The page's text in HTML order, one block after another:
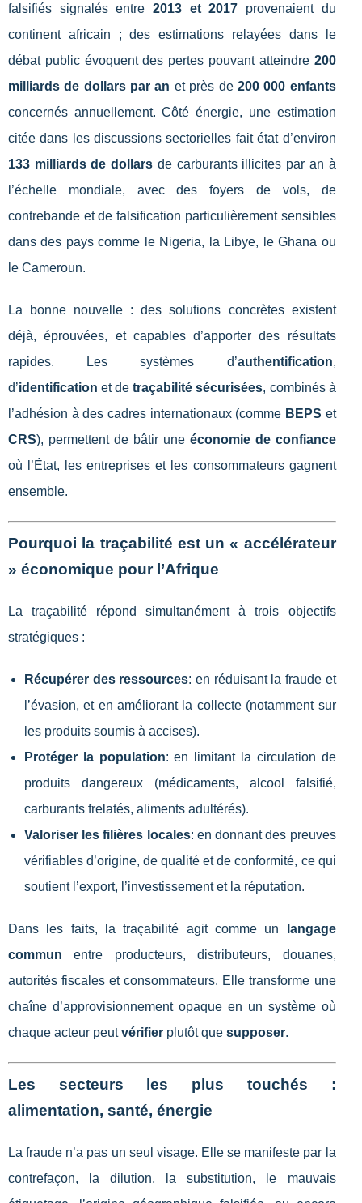
falsifiés signalés entre 2013 et 2017 provenaient du
continent africain ; des estimations relayées dans le
débat public évoquent des pertes pouvant atteindre 200
milliards de dollars par an et près de 200 000 enfants
concernés annuellement. Côté énergie, une estimation
citée dans les discussions sectorielles fait état d’environ
133 milliards de dollars de carburants illicites par an à
l’échelle mondiale, avec des foyers de vols, de
contrebande et de falsification particulièrement sensibles
dans des pays comme le Nigeria, la Libye, le Ghana ou
le Cameroun.
La bonne nouvelle : des solutions concrètes existent
déjà, éprouvées, et capables d’apporter des résultats
rapides. Les systèmes d’authentification,
d’identification et detraçabilité sécurisées, combinés à
l’adhésion à des cadres internationaux (comme BEPS et
CRS), permettent de bâtir une économie de confiance
où l’État, les entreprises et les consommateurs gagnent
ensemble.
Pourquoi la traçabilité est un « accélérateur
» économique pour l’Afrique
La traçabilité répond simultanément à trois objectifs
stratégiques :
Récupérer des ressources: en réduisant la fraude et
l’évasion, et en améliorant la collecte (notamment sur
les produits soumis à accises).
Protéger la population: en limitant la circulation de
produits dangereux (médicaments, alcool falsifié,
carburants frelatés, aliments adultérés).
Valoriser les filières locales: en donnant des preuves
vérifiables d’origine, de qualité et de conformité, ce qui
soutient l’export, l’investissement et la réputation.
Dans les faits, la traçabilité agit comme un
langage
commun entre producteurs, distributeurs, douanes,
autorités fiscales et consommateurs. Elle transforme une
chaîne d’approvisionnement opaque en un système où
chaque acteur peutvérifier plutôt que supposer.
Les secteurs les plus touchés :
alimentation, santé, énergie
La fraude n’a pas un seul visage. Elle se manifeste par la
contrefaçon, la dilution, la substitution, le mauvais